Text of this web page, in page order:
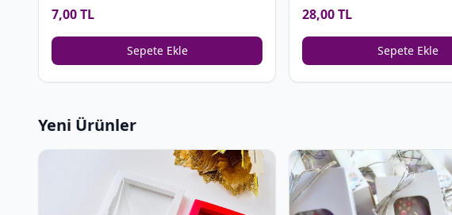
7,00 TL
Sepete Ekle
28,00 TL
Sepete Ekle
Yeni Ürünler